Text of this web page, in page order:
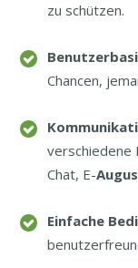
zu schützen.
Chancen,
verschiedene
Chat, E-
Einfache